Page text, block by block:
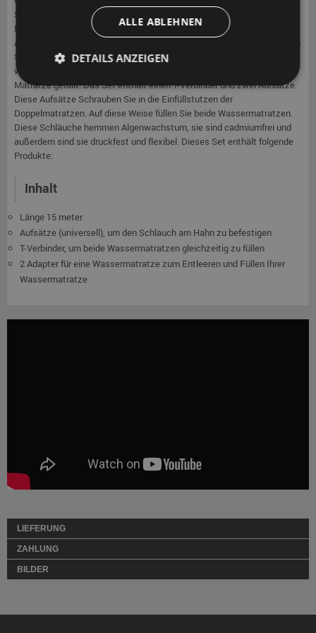
Sie brauchen, um Ihre Doppelmatratzen einfach zu füllen. Das Füllset
Mono ist geeignet für Ihre Einzel Wassermatratze. Verwenden Sie die
Aufsätze zum Füllen Ihrer Wassermatratze. Auf diese Weise reduzieren
Sie das Risiko, dass Wasser verschüttet wird. Mit diesem Füllset Duo
werden immer abwechselnd sowohl die linke als auch die rechte
Matratze gefüllt. Das Set enthält einen T-Verbinder und zwei Aufsätze.
Diese Aufsätze Schrauben Sie in die Einfüllstutzen der
Doppelmatratzen. Auf diese Weise füllen Sie beide Wassermatratzen.
Diese Schläuche hemmen Algenwachstum, sie sind cadmiumfrei und
außerdem sind sie druckfest und flexibel. Dieses Set enthält folgende
Produkte:
Inhalt
Länge 15 meter
Aufsätze (universell), um den Schlauch am Hahn zu befestigen
T-Verbinder, um beide Wassermatratzen gleichzeitig zu füllen
2 Adapter für eine Wassermatratze zum Entleeren und Füllen Ihrer
Wassermatratze
LIEFERUNG
ZAHLUNG
BILDER
ALLE ABLEHNEN
DETAILS ANZEIGEN